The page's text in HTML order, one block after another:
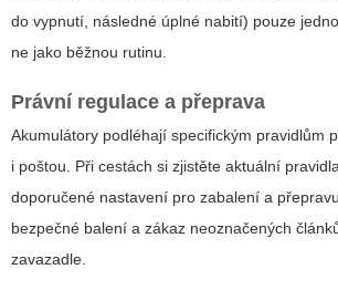
do vypnutí, následné úplné nabití) pouze
ne jako běžnou rutinu.
Právní regulace a přeprava
Akumulátory podléhají specifickým pravidlům
i poštou. Při cestách si zjistěte aktuální
doporučené nastavení pro zabalení a
bezpečné balení a zákaz neoznačených
zavazadle.